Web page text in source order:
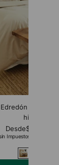
Bamboo
hilos
Desde$254.000
Impuestos Nacionales: